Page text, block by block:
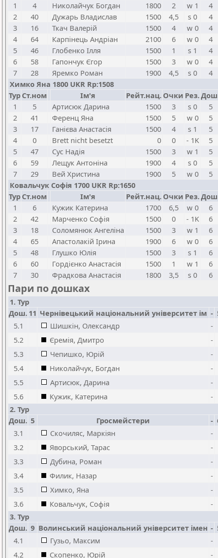
1
4 Николайчук Богдан 1800 2 w 1
4
2
40 Дужарь Владислав 1500 4,5 s 0
4
3
16 Ткач Валерій 1500 4 w 0
4
4
64 Карпінець Андріан 2100 6 w 0
4
5
46 Глобенко Ілля 1500 1 s 1
4
6
58 Гапончук Єгор 1500 3 w 0
4
7
28 Яремко Роман 1900 4,5 s 0
4
Химко Яна 1800 UKR Rp:1508
Тур Ст.ном Ім'я Рейт.нац. Очки Рез.
1
5 Артисюк Дарина 1500 3 s 0
5
2
41 Ференц Яна 1500 5 w 0
5
3
17 Ганієва Анастасія 1500 4 s 1
5
4
0 Brett nicht besetzt 0 0 - 1K
5
5
47 Сус Надія 1500 3 w 1
5
6
59 Лещук Антоніна 1900 4 s 0
5
7
29 Вей Христина 1900 5 w 0
5
Ковальчук Софія 1700 UKR Rp:1650
Тур Ст.ном Ім'я Рейт.нац. Очки Рез.
1
6 Кужик Катерина 1700 6,5 w 0
6
2
42 Марченко Софія 1500 0 - 1K
6
3
18 Соломянюк Ангеліна 1500 3 w 1
6
4
65 Апастолакій Ірина 1900 6 w 0
6
5
48 Глушко Юлія 1500 3 s 1
6
6
60 Гордієнко Анастасія 1500 1 w 1
6
7
30 Фрадкова Анастасія 1800 3,5 s 0 6
Пари по дошках
1. Тур
Дош. 11 Чернівецький національний університет ім -
5.1
Шишкін, Олександр
-
5.2
Єремія, Дмитро
-
5.3
Чепишко, Юрій
-
5.4
Николайчук, Богдан
-
5.5
Артисюк, Дарина
-
5.6
Кужик, Катерина
-
2. Тур
Дош. 5 Гросмейстери -
3.1
Скочиляс, Маркіян
-
3.2
Яворський, Тарас
-
3.3
Дубина, Роман
-
3.4
Филик, Назар
-
3.5
Химко, Яна
-
3.6
Ковальчук, Софія
-
3. Тур
Дош. 9 Волинський національний університет імен -
4.1
Гузьо, Максим
-
4.2
Скопенко, Юрій -